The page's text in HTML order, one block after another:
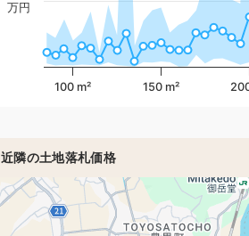
100 m² 150 m²
万円
近隣の土地落札価格